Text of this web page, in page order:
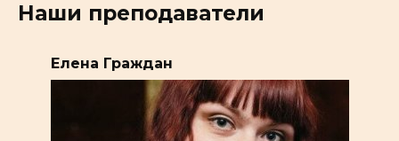
Наши преподаватели
Елена Граждан